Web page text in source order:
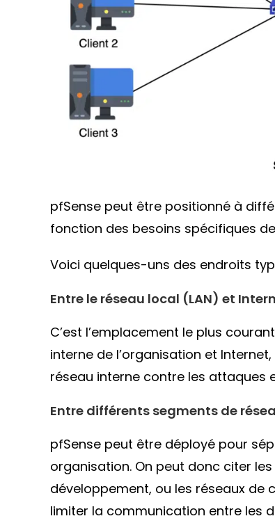
pfSense peut être positionné à
fonction des besoins spécifiques
Voici quelques-uns des endroits
Entre le réseau local (LAN) et
C’est l’emplacement le plus
interne de l’organisation et
réseau interne contre les attaques
Entre différents segments de
pfSense peut être déployé pour
organisation. On peut donc citer
développement, ou les réseaux de
limiter la communication entre les